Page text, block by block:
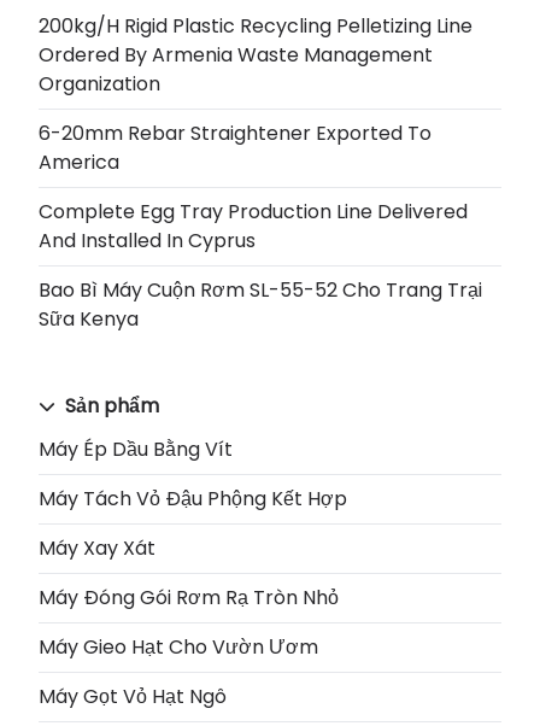
200kg/h Rigid Plastic Recycling Pelletizing Line
Ordered By Armenia Waste Management
Organization
6-20mm Rebar Straightener Exported To
America
Complete Egg Tray Production Line Delivered
And Installed In Cyprus
Bao Bì Máy Cuộn Rơm SL-55-52 Cho Trang Trại
Sữa Kenya
Sản phẩm
Máy Ép Dầu Bằng Vít
Máy Tách Vỏ Đậu Phộng Kết Hợp
Máy Xay Xát
Máy Đóng Gói Rơm Rạ Tròn Nhỏ
Máy Gieo Hạt Cho Vườn Ươm
Máy Gọt Vỏ Hạt Ngô